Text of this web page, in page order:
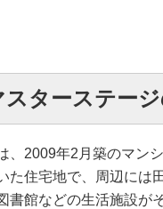
ターステー
、2009年2月築のマン
た住宅地で、周辺に
書館などの生活施設